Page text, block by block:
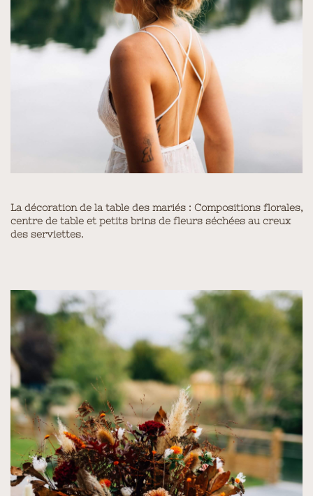
La décoration de la table des mariés : Compositions florales,
centre de table et petits brins de fleurs séchées au creux
des serviettes.